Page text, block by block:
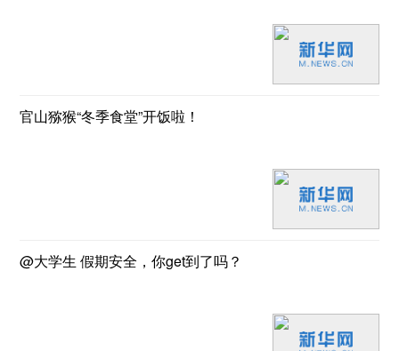
官山猕猴“冬季食堂”开饭啦！
@大学生 假期安全，你get到了吗？